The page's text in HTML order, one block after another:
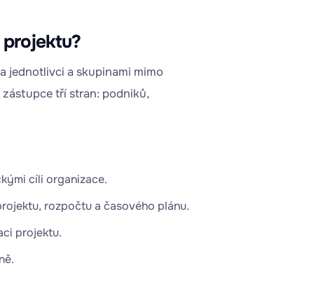
jednotlivci a skupinami mimo
tří stran: podniků,
cíli organizace.
rozpočtu a časového plánu.
projektu.